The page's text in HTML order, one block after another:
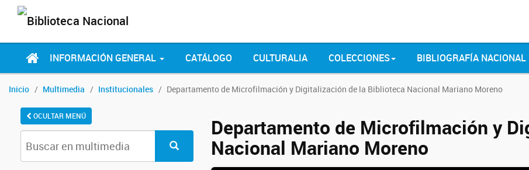
INFORMACIÓN GENERAL CATÁLOGO CULTURALIA COLECCIONES BIBLIOGRAFÍA NACIONAL
Inicio Multimedia Institucionales Departamento de Microfilmación y Digitalización de la Biblioteca Nacional Mariano Moreno
OCULTAR MENÚ
Departamento de Microfilmación y
Nacional Mariano Moreno